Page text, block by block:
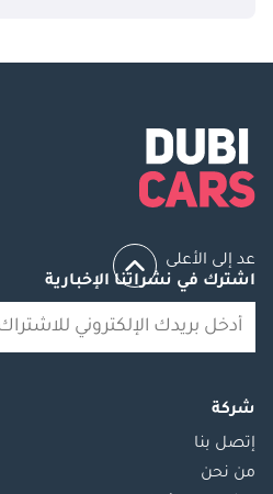
عد إلى الأعلى
اشترك في نشراتنا الإخبارية
شركة
إتصل بنا
من نحن